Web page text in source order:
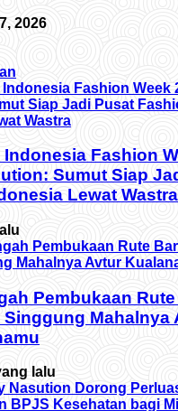
2026
Fashion
Sumut Siap
Lewat Wastra
Pembukaan
Mahalnya
lalu